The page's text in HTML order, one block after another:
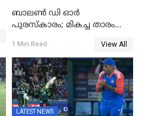
ബാലണ്‍ ഡി ഓര്‍
പുരസ്‌കാരം; മികച്ച താരം
1 Min Read View All
LATEST NEWS